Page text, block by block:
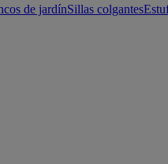
de jardínSillas colgantes